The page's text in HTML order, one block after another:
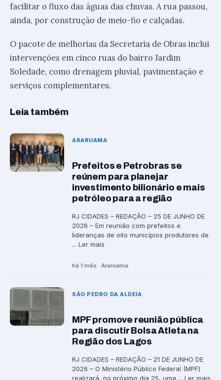
facilitar o fluxo das águas das chuvas. A rua passou,
ainda, por construção de meio-fio e calçadas.
O pacote de melhorias da Secretaria de Obras inclui
intervenções em cinco ruas do bairro Jardim
Soledade, como drenagem pluvial, pavimentação e
serviços complementares.
Leia também
ARARUAMA
Prefeitos e Petrobras se
reúnem para planejar
investimento bilionário e mais
petróleo para a região
RJ CIDADES – REDAÇÃO – 25 DE JUNHO DE
2026 – Em reunião com prefeitos e
lideranças de oito municípios produtores de
... Ler mais
há 1 mês · Araruama
SÃO PEDRO DA ALDEIA
MPF promove reunião pública
para discutir Bolsa Atleta na
Região dos Lagos
RJ CIDADES – REDAÇÃO – 21 DE JUNHO DE
2026 – O Ministério Público Federal (MPF)
realizará, no próximo dia 25, uma ... Ler mais